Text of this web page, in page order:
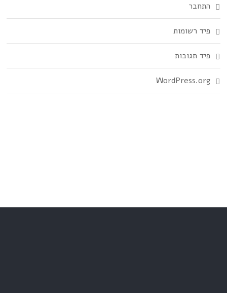
התחבר
פיד רשומות
פיד תגובות
WordPress.org